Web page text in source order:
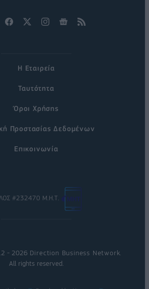
Η Εταιρεία
Ταυτότητα
Όροι Χρήσης
Προστασίας Δεδομένων
Επικοινωνία
#232470 Μ.Η.Τ.
- 2026 Direction Business Network
All rights reserved.